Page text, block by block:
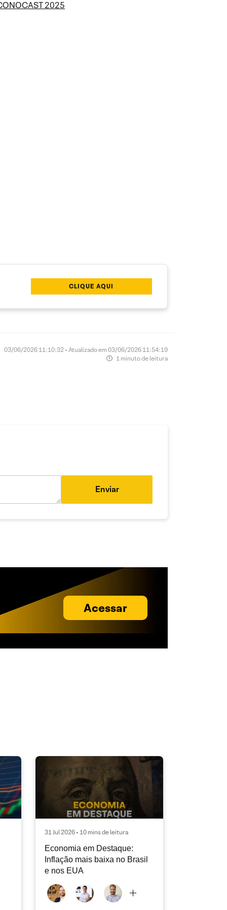
2025
CLIQUE AQUI
03/06/2026 11:10:32 • Atualizado em 03/06/2026 11:54:19
1 minuto de leitura
Enviar
Acessar
31 Jul 2026 • 10 mins de leitura
Economia em Destaque:
Inflação mais baixa no Brasil
e nos EUA